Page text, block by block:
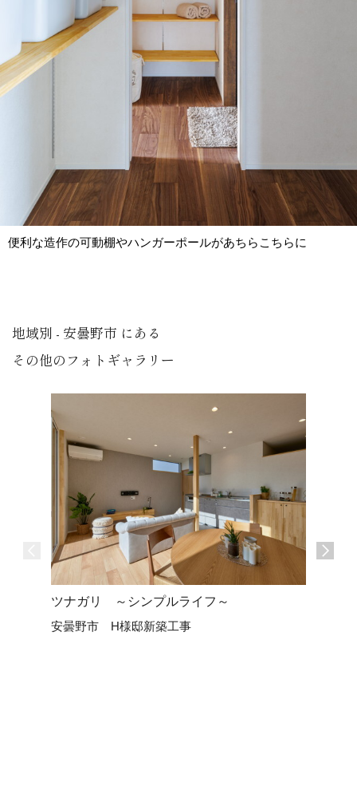
便利な造作の可動棚やハンガーポールがあちらこちらに
地域別 - 安曇野市 にある
その他のフォトギャラリー
ツナガリ ～シンプルライフ～
安曇野市 H様邸新築工事